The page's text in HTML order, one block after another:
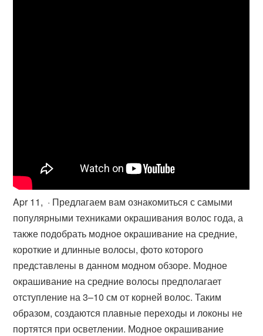
Apr 11, · Предлагаем вам ознакомиться с самыми
популярными техниками окрашивания волос года, а
также подобрать модное окрашивание на средние,
короткие и длинные волосы, фото которого
представлены в данном модном обзоре. Модное
окрашивание на средние волосы предполагает
отступление на 3–10 см от корней волос. Таким
образом, создаются плавные переходы и локоны не
портятся при осветлении. Модное окрашивание